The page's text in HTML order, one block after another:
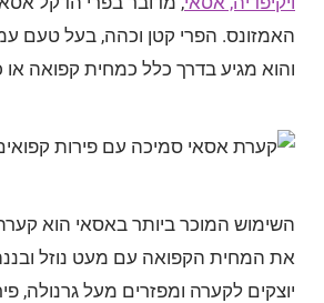
האמזונס. הפרי קטן וכהה, בעל טעם
והוא מגיע בדרך כלל כמחית קפואה
השימוש המוכר ביותר באסאי הוא
את המחית הקפואה עם מעט נוזל
יוצקים לקערה ומפזרים מעל גרנולה,